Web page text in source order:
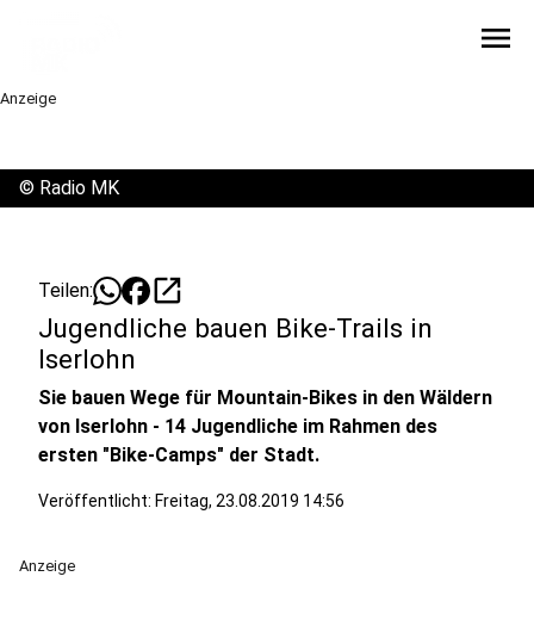
menu
Anzeige
© Radio MK
Teilen: open_in_new
Jugendliche bauen Bike-Trails in
Iserlohn
Sie bauen Wege für Mountain-Bikes in den Wäldern
von Iserlohn - 14 Jugendliche im Rahmen des
ersten "Bike-Camps" der Stadt.
Veröffentlicht: Freitag, 23.08.2019 14:56
Anzeige